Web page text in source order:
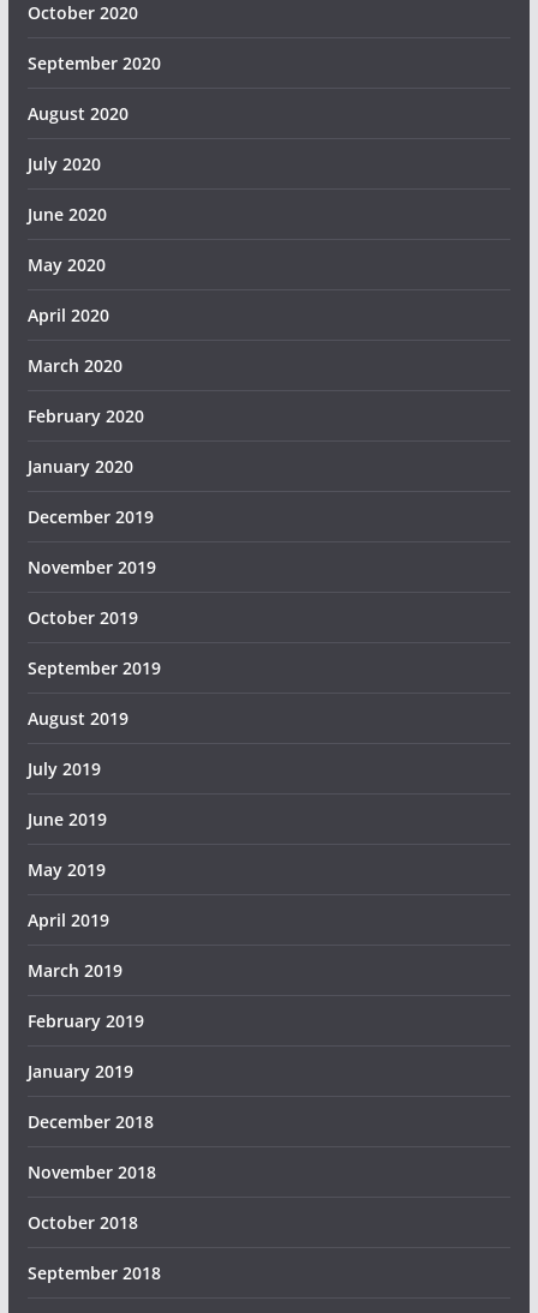
October 2020
September 2020
August 2020
July 2020
June 2020
May 2020
April 2020
March 2020
February 2020
January 2020
December 2019
November 2019
October 2019
September 2019
August 2019
July 2019
June 2019
May 2019
April 2019
March 2019
February 2019
January 2019
December 2018
November 2018
October 2018
September 2018